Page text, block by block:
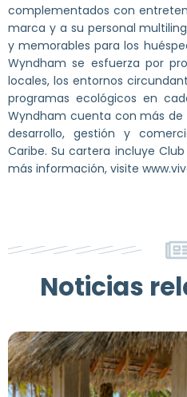
complementados con
marca y a su personal
y memorables para los
Wyndham se esfuerza por
locales, los entornos
programas ecológicos en
Wyndham cuenta con más de
desarrollo, gestión y
Caribe. Su cartera incluye
más información, visite
Noticias